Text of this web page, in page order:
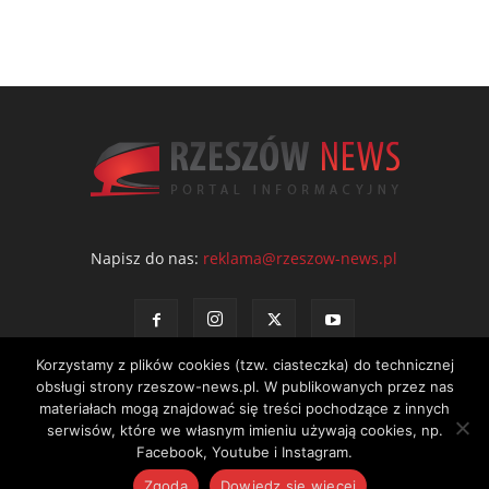
Napisz do nas: reklama@rzeszow-news.pl
Kontakt Polityka prywatności Regulamin portalu
© NEWS Sp. z o.o. - wydawca portalu Rzeszów News. Wszystkie prawa
Korzystamy z plików cookies (tzw. ciasteczka) do technicznej
obsługi strony rzeszow-news.pl. W publikowanych przez nas
materiałach mogą znajdować się treści pochodzące z innych
serwisów, które we własnym imieniu używają cookies, np.
Facebook, Youtube i Instagram.
Zgoda
Dowiedz się więcej